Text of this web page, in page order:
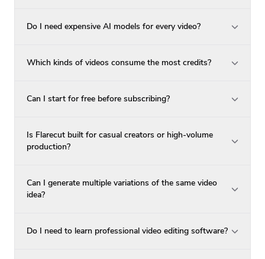
Do I need expensive AI models for every video?
Which kinds of videos consume the most credits?
Can I start for free before subscribing?
Is Flarecut built for casual creators or high-volume
production?
Can I generate multiple variations of the same video
idea?
Do I need to learn professional video editing software?